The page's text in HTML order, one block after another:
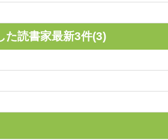
た読書家最新3件(3)